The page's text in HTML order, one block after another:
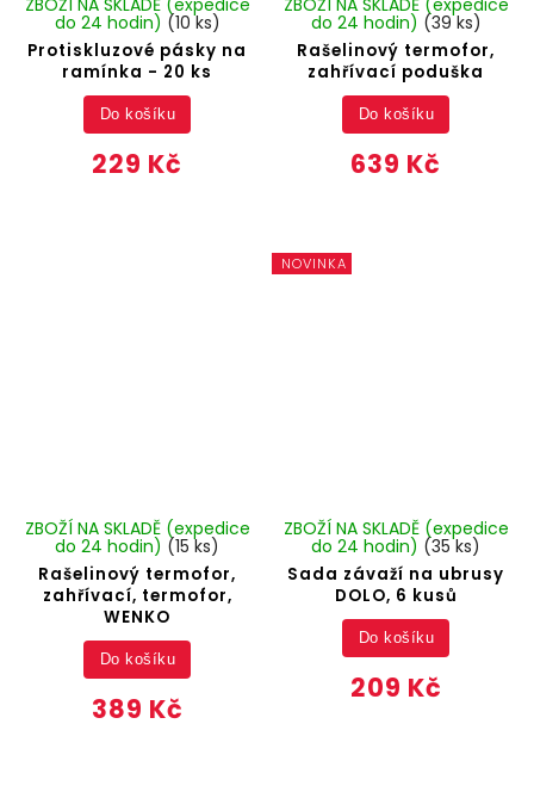
Protiskluzové pásky na
ramínka - 20 ks
ZBOŽÍ NA SKLADĚ (expedice
do 24 hodin) (10 ks)
229 Kč
Do košíku
Rašelinový termofor,
zahřívací poduška
ZBOŽÍ NA SKLADĚ (expedice
do 24 hodin) (39 ks)
639 Kč
Do košíku
Rašelinový termofor,
zahřívací, termofor,
WENKO
ZBOŽÍ NA SKLADĚ (expedice
do 24 hodin) (15 ks)
389 Kč
Do košíku
NOVINKA
Sada závaží na ubrusy
DOLO, 6 kusů
ZBOŽÍ NA SKLADĚ (expedice
do 24 hodin) (35 ks)
209 Kč
Do košíku